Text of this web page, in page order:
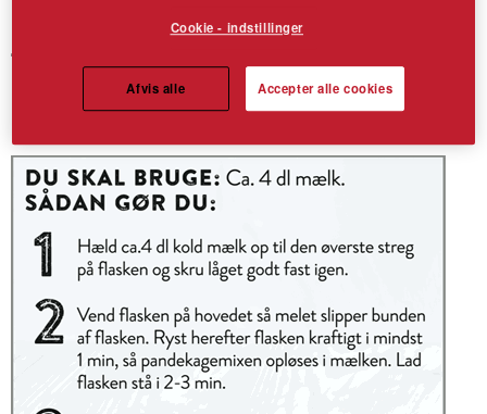
Amo Klassiske Pandekager
Bag til ca. 10 sprøde og gyldne pandekager. Tilsæt kun mælk.
Cookie - indstillinger
Afvis alle Accepter alle cookies